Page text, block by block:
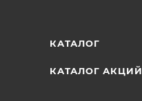
КАТАЛОГ
КАТАЛОГ АКЦИЙ